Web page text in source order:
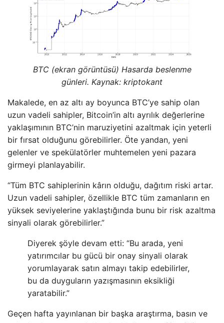
BTC (ekran görüntüsü) Hasarda beslenme
günleri. Kaynak: kriptokant
Makalede, en az altı ay boyunca BTC’ye sahip olan
uzun vadeli sahipler, Bitcoin’in altı ayrılık değerlerine
yaklaşımının BTC’nin maruziyetini azaltmak için yeterli
bir fırsat olduğunu görebilirler. Öte yandan, yeni
gelenler ve spekülatörler muhtemelen yeni pazara
girmeyi planlayabilir.
“Tüm BTC sahiplerinin kârın olduğu, dağıtım riski artar.
Uzun vadeli sahipler, özellikle BTC tüm zamanların en
yüksek seviyelerine yaklaştığında bunu bir risk azaltma
sinyali olarak görebilirler.”
Diyerek şöyle devam etti: “Bu arada, yeni
yatırımcılar bu gücü bir onay sinyali olarak
yorumlayarak satın almayı takip edebilirler,
bu da duyguların yazışmasının eksikliği
yaratabilir.”
Geçen hafta yayınlanan bir başka araştırma, basın ve